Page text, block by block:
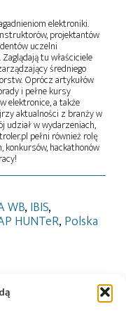
elektroniki.
projektantów
uczelni
tu właściciele
średniego
Oprócz artykułów
i pełne kursy
elektronice, a także
aktualności z branży w
udział w wydarzeniach,
pełni również rolę
hackathonów
WB, IBIS,
HUNTeR, Polska